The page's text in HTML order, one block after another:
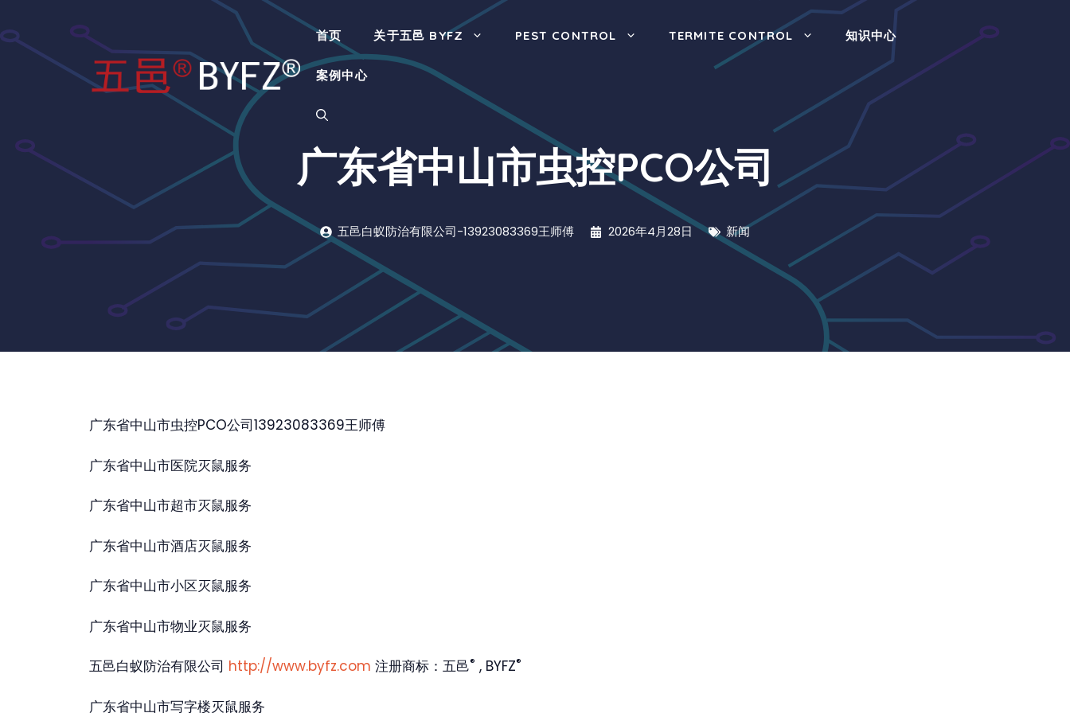
至
内
首页 关于五邑 BYFZ PEST CONTROL TERMITE CONTROL 知识中心
案例中心
广东省中山市虫控PCO公司
五邑白蚁防治有限公司-13923083369王师傅 2026年4月28日 新闻
广东省中山市虫控PCO公司13923083369王师傅
广东省中山市医院灭鼠服务
广东省中山市超市灭鼠服务
广东省中山市酒店灭鼠服务
广东省中山市小区灭鼠服务
广东省中山市物业灭鼠服务
五邑白蚁防治有限公司 http://www.byfz.com 注册商标：五邑® , BYFZ®
广东省中山市写字楼灭鼠服务